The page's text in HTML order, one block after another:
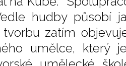
hudby působí
zatím
umělce, který